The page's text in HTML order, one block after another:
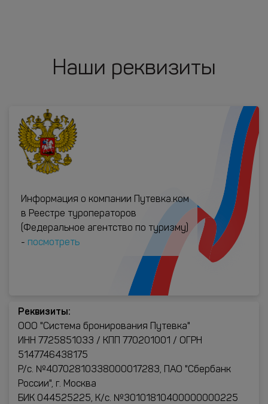
Наши реквизиты
Информация о компании Путевка.ком
в Реестре туроператоров
(Федеральное агентство по туризму)
- посмотреть
Реквизиты:
ООО "Система бронирования Путевка"
ИНН 7725851033 / КПП 770201001 / ОГРН
5147746438175
Р/с. №40702810338000017283, ПАО "Сбербанк
России", г. Москва
БИК 044525225, К/с. №30101810400000000225